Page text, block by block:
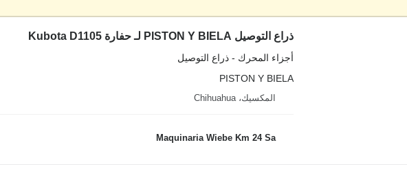
ذراع التوصيل PISTON Y BIELA لـ حفارة Kubota D1105
أجزاء المحرك - ذراع التوصيل
PISTON Y BIELA
المكسيك، Chihuahua
Maquinaria Wiebe Km 24 Sa